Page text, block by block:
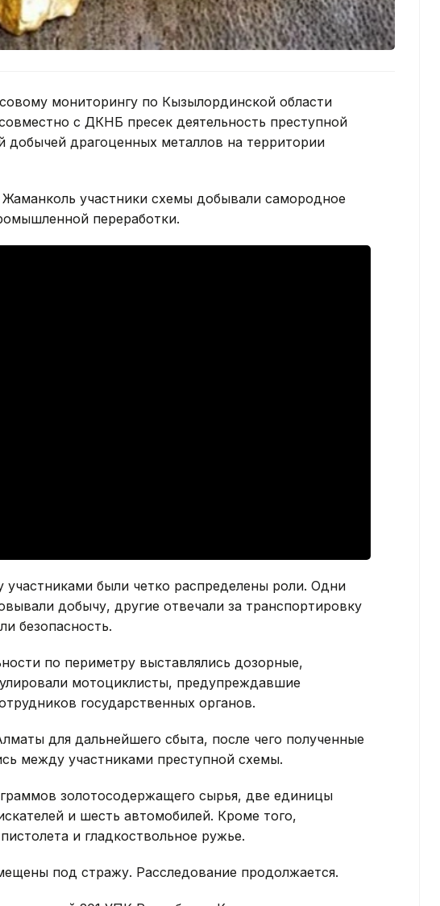
мониторингу по Кызылординской области
с ДКНБ пресек деятельность преступной
добычей драгоценных металлов на территории
участники схемы добывали самородное
переработки.
были четко распределены роли. Одни
добычу, другие отвечали за транспортировку
безопасность.
по периметру выставлялись дозорные,
мотоциклисты, предупреждавшие
государственных органов.
для дальнейшего сбыта, после чего полученные
между участниками преступной схемы.
золотосодержащего сырья, две единицы
и шесть автомобилей. Кроме того,
и гладкоствольное ружье.
под стражу. Расследование продолжается.